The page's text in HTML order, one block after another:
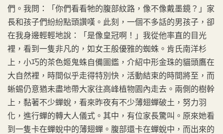
們。我問：「你們看看牠的腹部紋路，像不像戴墨鏡？」家
長和孩子們紛紛點頭讚嘆。此刻，一個不多話的男孩子，卻
在我身邊輕輕地說：「是像皇冠啊！」我從他率直的目光
裡，看到一隻非凡的，如女王般優雅的蜘蛛。肯氏南洋杉
上，小巧的茶色姬鬼蛛自備圖鑑，介紹中形金珠的貓頭鷹在
大自然裡，時間似乎走得特別快，活動結束的時間將至，而
蜥蜴仍意猶未盡地帶大家往高峰植物園內走去。兩側的樹幹
上，黏著不少蟬蛻，看來昨夜有不少薄翅蟬破土，努力羽
化，進行蟬的轉大人儀式。其中，有位家長驚叫。原來她看
到一隻卡在蟬蛻中的薄翅蟬。腹部還卡在蟬蛻中，而出來的